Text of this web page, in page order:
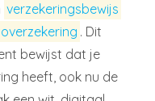
verzekeringsbewijs
. Dit
bewijst dat je
heeft, ook nu de